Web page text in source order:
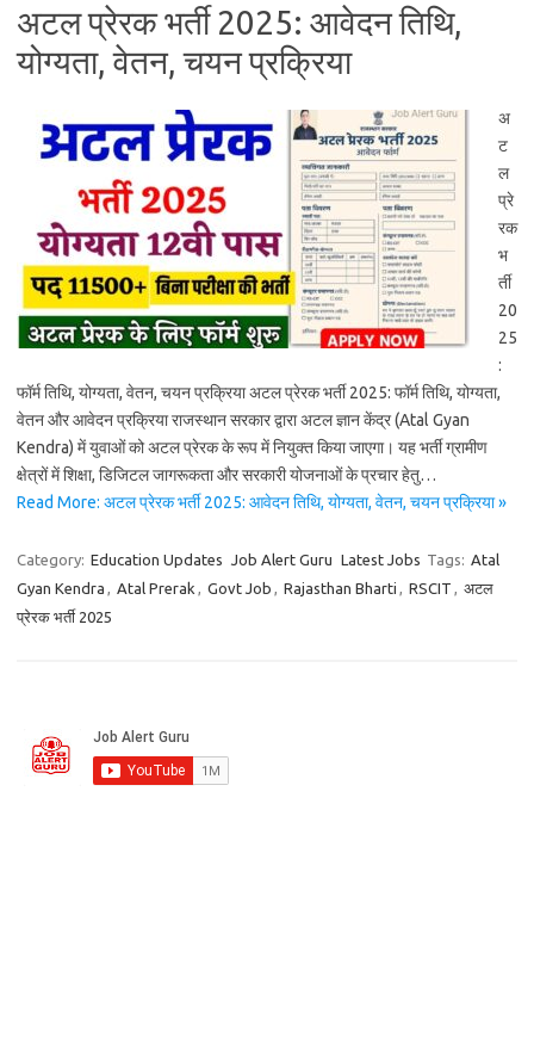
अटल प्रेरक भर्ती 2025: आवेदन तिथि,
योग्यता, वेतन, चयन प्रक्रिया
अ
ट
ल
प्रे
रक
भ
र्ती
20
25
:
फॉर्म तिथि, योग्यता, वेतन, चयन प्रक्रिया अटल प्रेरक भर्ती 2025: फॉर्म तिथि, योग्यता,
वेतन और आवेदन प्रक्रिया राजस्थान सरकार द्वारा अटल ज्ञान केंद्र (Atal Gyan
Kendra) में युवाओं को अटल प्रेरक के रूप में नियुक्त किया जाएगा। यह भर्ती ग्रामीण
क्षेत्रों में शिक्षा, डिजिटल जागरूकता और सरकारी योजनाओं के प्रचार हेतु…
Read More: अटल प्रेरक भर्ती 2025: आवेदन तिथि, योग्यता, वेतन, चयन प्रक्रिया »
Category: Education Updates Job Alert Guru Latest Jobs Tags: Atal
Gyan Kendra , Atal Prerak , Govt Job , Rajasthan Bharti , RSCIT , अटल
प्रेरक भर्ती 2025